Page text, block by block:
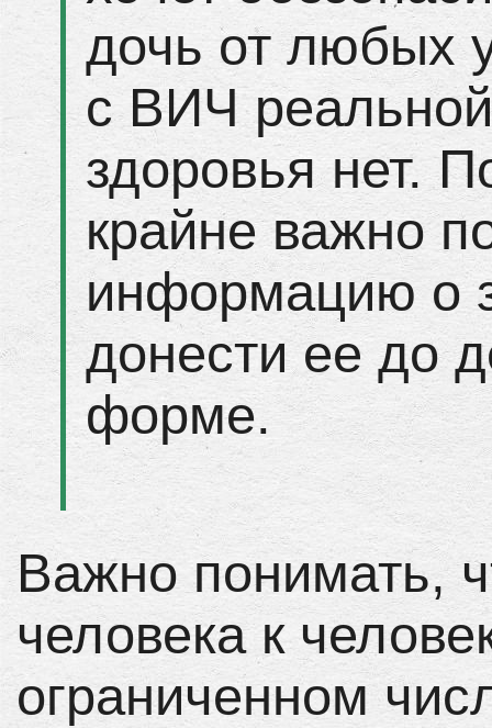
дочь от любых
с ВИЧ
здоровья нет.
крайне важно
информацию о
донести ее до
форме.
Важно понимать,
человека к
ограниченном